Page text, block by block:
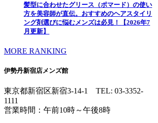
髪型に合わせたグリース（ポマード）の使い
方を美容師が直伝。おすすめのヘアスタイリ
ング剤選びに悩むメンズは必見！【2026年7
月更新】
MORE RANKING
伊勢丹新宿店メンズ館
東京都新宿区新宿3-14-1 TEL: 03-3352-
1111
営業時間：午前10時～午後8時